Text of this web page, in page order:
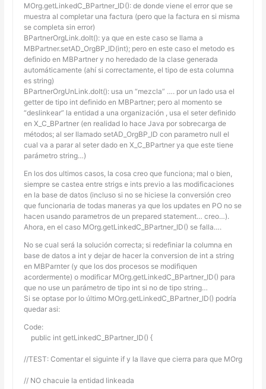
MOrg.getLinkedC_BPartner_ID(): de donde viene el error que se
muestra al completar una factura (pero que la factura en si misma
se completa sin error)
BPartnerOrgLink.doIt(): ya que en este caso se llama a
MBPartner.setAD_OrgBP_ID(int); pero en este caso el metodo es
definido en MBPartner y no heredado de la clase generada
automáticamente (ahí si correctamente, el tipo de esta columna
es string)
BPartnerOrgUnLink.doIt(): usa un “mezcla” …. por un lado usa el
getter de tipo int definido en MBPartner; pero al momento se
“deslinkear” la entidad a una organización , usa el seter definido
en X_C_BPartner (en realidad lo hace Java por sobrecarga de
métodos; al ser llamado setAD_OrgBP_ID con parametro null el
cual va a parar al seter dado en X_C_BPartner ya que este tiene
parámetro string…)
En los dos ultimos casos, la cosa creo que funciona; mal o bien,
siempre se castea entre strigs e ints previo a las modificaciones
en la base de datos (incluso si no se hiciese la conversión creo
que funcionaria de todas maneras ya que los updates en PO no se
hacen usando parametros de un prepared statement… creo…).
Ahora, en el caso MOrg.getLinkedC_BPartner_ID() se falla….
No se cual será la solución correcta; si redefiniar la columna en
base de datos a int y dejar de hacer la conversion de int a string
en MBParnter (y que los dos procesos se modifiquen
acordermente) o modificar MOrg.getLinkedC_BPartner_ID() para
que no use un parámetro de tipo int si no de tipo string…
Si se optase por lo último MOrg.getLinkedC_BPartner_ID() podría
quedar asi:
Code:
    public int getLinkedC_BPartner_ID() {
//TEST: Comentar el siguinte if y la llave que cierra para que MOrg
// NO chacuie la entidad linkeada